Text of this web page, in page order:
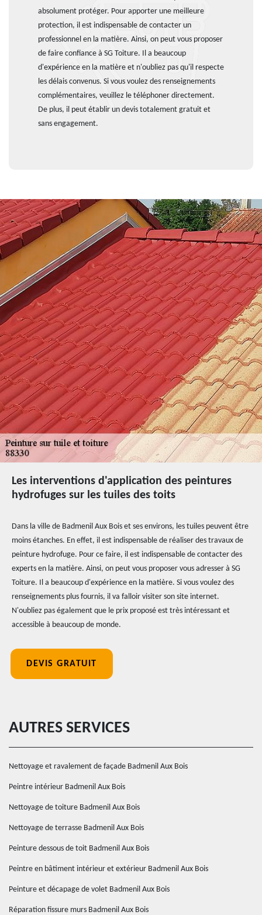
absolument protéger. Pour apporter une meilleure
protection, il est indispensable de contacter un
professionnel en la matière. Ainsi, on peut vous proposer
de faire confiance à SG Toiture. Il a beaucoup
d'expérience en la matière et n'oubliez pas qu'il respecte
les délais convenus. Si vous voulez des renseignements
complémentaires, veuillez le téléphoner directement.
De plus, il peut établir un devis totalement gratuit et
sans engagement.
Les interventions d'application des peintures
hydrofuges sur les tuiles des toits
Dans la ville de Badmenil Aux Bois et ses environs, les tuiles peuvent être
moins étanches. En effet, il est indispensable de réaliser des travaux de
peinture hydrofuge. Pour ce faire, il est indispensable de contacter des
experts en la matière. Ainsi, on peut vous proposer vous adresser à SG
Toiture. Il a beaucoup d'expérience en la matière. Si vous voulez des
renseignements plus fournis, il va falloir visiter son site internet.
N'oubliez pas également que le prix proposé est très intéressant et
accessible à beaucoup de monde.
DEVIS GRATUIT
AUTRES SERVICES
Nettoyage et ravalement de façade Badmenil Aux Bois
Peintre intérieur Badmenil Aux Bois
Nettoyage de toiture Badmenil Aux Bois
Nettoyage de terrasse Badmenil Aux Bois
Peinture dessous de toit Badmenil Aux Bois
Peintre en bâtiment intérieur et extérieur Badmenil Aux Bois
Peinture et décapage de volet Badmenil Aux Bois
Réparation fissure murs Badmenil Aux Bois